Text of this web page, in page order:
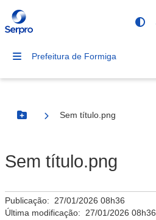
Prefeitura de Formiga
Botão Menu
Sem título.png
Sem título.png
Publicação: 27/01/2026 08h36
Última modificação: 27/01/2026 08h36